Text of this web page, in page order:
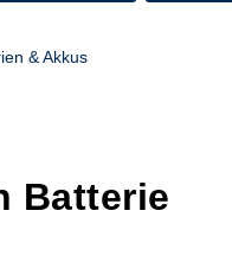
& Akkus
Batterie